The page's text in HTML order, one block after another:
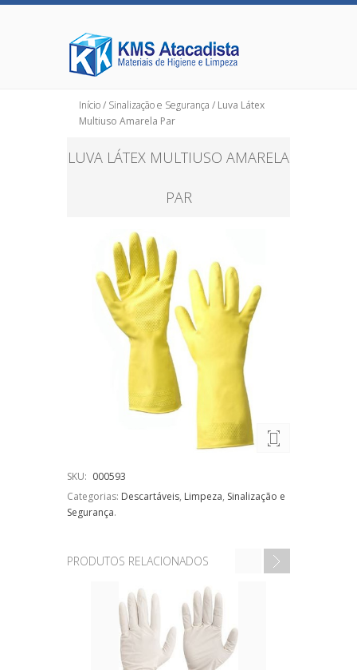
Início/ Sinalização e Segurança / Luva Látex
Multiuso Amarela Par
LUVA LÁTEX MULTIUSO AMARELA
PAR
SKU: 000593
Categorias: Descartáveis, Limpeza, Sinalização e
Segurança.
PRODUTOS RELACIONADOS